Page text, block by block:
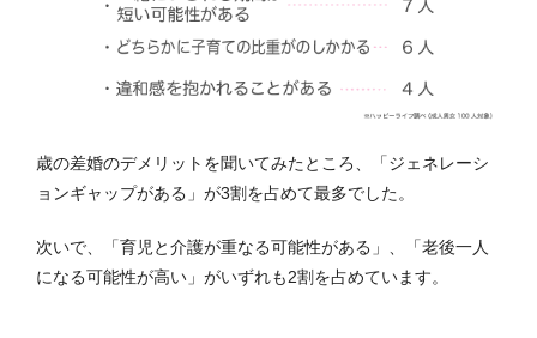
歳の差婚のデメリットを聞いてみたところ、「ジェネレーシ
ョンギャップがある」が3割を占めて最多でした。
次いで、「育児と介護が重なる可能性がある」、「老後一人
になる可能性が高い」がいずれも2割を占めています。